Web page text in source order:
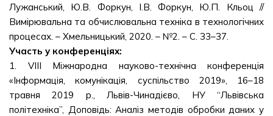
Лужанський, Ю.В. Форкун, І.В. Форкун, Ю.П. Кльоц //
Вимірювальна та обчислювальна техніка в технологічних
процесах. – Хмельницький, 2020. – №2. – С. 33–37.
Участь у конференціях:
1. VІІІ Міжнародна науково-технічна конференція
«Інформація, комунікація, суспільство 2019», 16–18
травня 2019 р., Львів-Чинадієво, НУ “Львівська
політехніка”, Доповідь: Аналіз методів обробки даних у